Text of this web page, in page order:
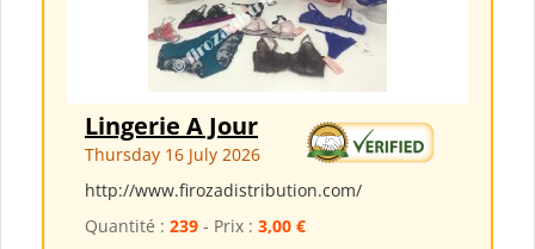
Lingerie A Jour
Thursday 16 July 2026
http://www.firozadistribution.com/
Quantité : 239 - Prix : 3,00 €